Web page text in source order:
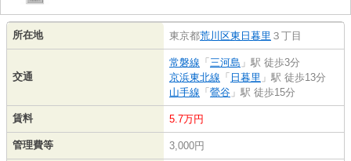
所在地 東京都荒川区東日暮里 ３丁目
交通
常磐線 「 三河島 」駅 徒歩3分
京浜東北線 「 日暮里 」駅 徒歩13分
山手線 「 鶯谷 」駅 徒歩15分
賃料 5.7万円
管理費等 3,000円